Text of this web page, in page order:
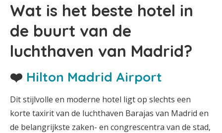
Wat is het beste hotel in
de buurt van de
luchthaven van Madrid?
❤️ Hilton Madrid Airport
Dit stijlvolle en moderne hotel ligt op slechts een
korte taxirit van de luchthaven Barajas van Madrid en
de belangrijkste zaken- en congrescentra van de stad,